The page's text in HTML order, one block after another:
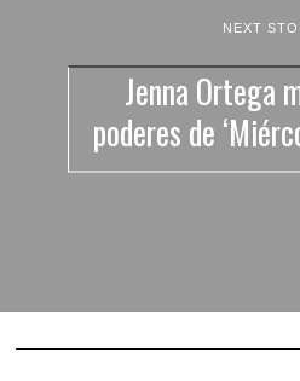
NEXT
Jenna Ortega
poderes de